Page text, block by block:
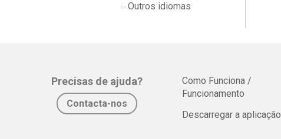
Outros idiomas
Precisas de ajuda?
Contacta-nos
Como Funciona /
Funcionamento
Descarregar a aplicação